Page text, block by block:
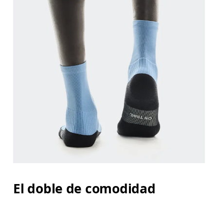
El doble de comodidad